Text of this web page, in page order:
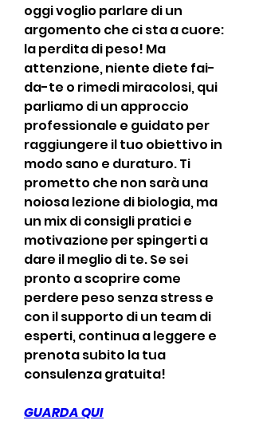
oggi voglio parlare di un
argomento che ci sta a cuore:
la perdita di peso! Ma
attenzione, niente diete fai-
da-te o rimedi miracolosi, qui
parliamo di un approccio
professionale e guidato per
raggiungere il tuo obiettivo in
modo sano e duraturo. Ti
prometto che non sarà una
noiosa lezione di biologia, ma
un mix di consigli pratici e
motivazione per spingerti a
dare il meglio di te. Se sei
pronto a scoprire come
perdere peso senza stress e
con il supporto di un team di
esperti, continua a leggere e
prenota subito la tua
consulenza gratuita!
GUARDA QUI